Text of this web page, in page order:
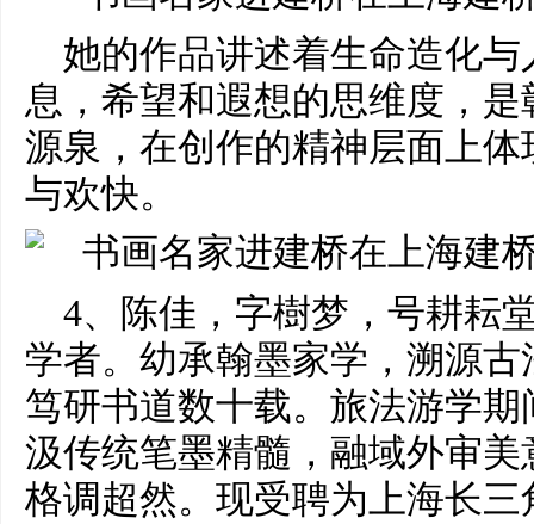
她的作品讲述着生命造化
息，希望和遐想的思维度，
源泉，在创作的精神层面上
与欢快。
4、陈佳，字樹梦，号耕耘
学者。幼承翰墨家学，溯源
笃研书道数十载。旅法游学
汲传统笔墨精髓，融域外审
格调超然。现受聘为上海长